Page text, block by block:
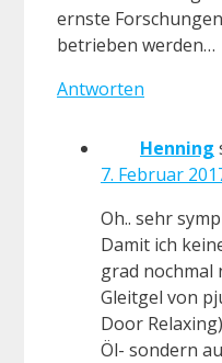
ernste
betrieben werden…
Antworten
Henning
7. Februar
Oh.. sehr
Damit ich
grad nochmal
Gleitgel von
Door
Öl- sondern